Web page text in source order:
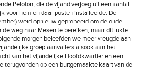
Peloton, die de vijand verjoeg uit een aantal
voor hem en daar posten installeerde. De
werd opnieuw geprobeerd om de oude
de weg naar Mesen te bereiken, maar dit lukte
morgen beleefden we meer vreugde aan
groep aanvallers alsook aan het
van het vijandelijke Hoofdkwartier en een
terugvonden op een buitgemaakte kaart van de